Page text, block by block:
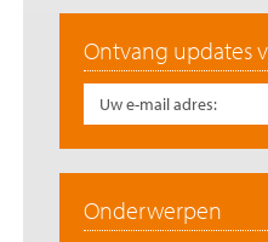
Ontvang updates
Onderwerpen